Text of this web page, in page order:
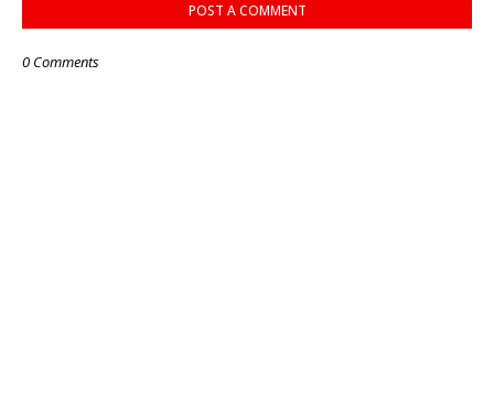
POST A COMMENT
0 Comments